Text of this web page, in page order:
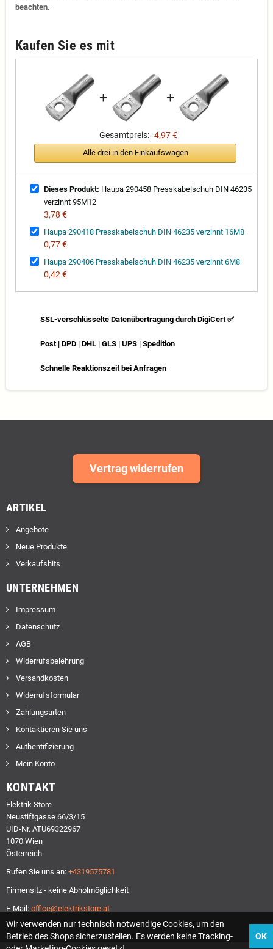
beachten.
Kaufen Sie es mit
+ +
Gesamtpreis: 4,97 €
Alle drei in den Einkaufswagen
Dieses Produkt: Haupa 290458 Presskabelschuh DIN 46235
verzinnt 95M12
3,78 €
Haupa 290418 Presskabelschuh DIN 46235 verzinnt 16M8
0,77 €
Haupa 290406 Presskabelschuh DIN 46235 verzinnt 6M8
0,42 €
SSL-verschlüsselte Datenübertragung durch DigiCert ✅
Post | DPD | DHL | GLS | UPS | Spedition
Schnelle Reaktionszeit bei Anfragen
Vertrag widerrufen
ARTIKEL
Angebote
Neue Produkte
Verkaufshits
UNTERNEHMEN
Impressum
Datenschutz
AGB
Widerrufsbelehrung
Versandkosten
Widerrufsformular
Zahlungsarten
Kontaktieren Sie uns
Authentifizierung
Mein Konto
KONTAKT
Elektrik Store
Neustiftgasse 66/3/15
UID-Nr. ATU69322967
1070 Wien
Österreich
Rufen Sie uns an: +4319575781
Firmensitz - keine Abholmöglichkeit
E-Mail: office@elektrikstore.at
Wir verwenden nur technisch notwendige Cookies, um den
Betrieb des Shops sicherzustellen. Es werden keine Tracking-
OK